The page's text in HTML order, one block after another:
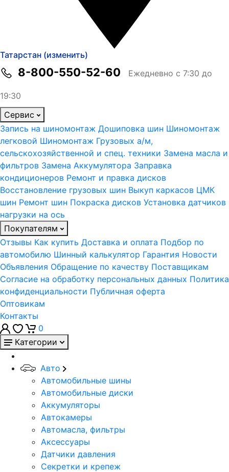
Татарстан (изменить)
8-800-550-52-60 Ежедневно с 7:30 до
19:30
Сервис
Запись на шиномонтаж Дошиповка шин Шиномонтаж
легковой Шиномонтаж Грузовых а/м,
сельскохозяйственной и спец. техники Замена масла и
фильтров Замена Аккумулятора Заправка
кондиционеров Ремонт и правка дисков
Восстановление грузовых шин Выкуп каркасов ЦМК
шин Ремонт шин Покраска дисков Установка датчиков
нагрузки на ось
Покупателям
Отзывы Как купить Доставка и оплата Подбор по
автомобилю Шинный калькулятор Гарантия Новости
Объявления Обращение по качеству Поставщикам
Согласие на обработку персональных данных Политика
конфиденциальности Публичная оферта
Оптовикам
Контакты
0
Категории
Авто
Автомобильные шины
Автомобильные диски
Аккумуляторы
Автокамеры
Автомасла, фильтры
Аксессуары
Датчики давления
Секретки и крепеж